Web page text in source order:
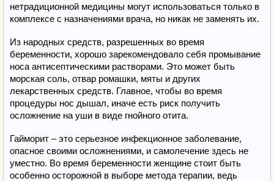
нетрадиционной медицины могут использоваться только в
комплексе с назначениями врача, но никак не заменять их.
Из народных средств, разрешенных во время
беременности, хорошо зарекомендовало себя промывание
носа антисептическими растворами. Это может быть
морская соль, отвар ромашки, мяты и других
лекарственных средств. Главное, чтобы во время
процедуры нос дышал, иначе есть риск получить
осложнение на уши в виде гнойного отита.
Гайморит – это серьезное инфекционное заболевание,
опасное своими осложнениями, и самолечение здесь не
уместно. Во время беременности женщине стоит быть
особенно осторожной в выборе метода терапии, ведь